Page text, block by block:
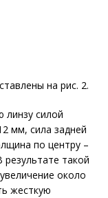
на рис. 2.
линзу силой
мм, сила задней
по центру –
такой
около
жесткую